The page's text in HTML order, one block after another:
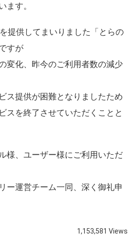
ます。
提供してまいりました「とらの
すが
変化、昨今のご利用者数の減少
ス提供が困難となりましたため
スを終了させていただくことと
様、ユーザー様にご利用いただ
ー運営チーム一同、深く御礼申
1,153,581 Views